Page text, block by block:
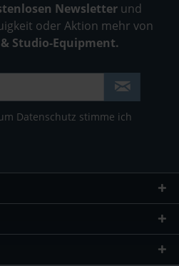
Newsletter und
oder Aktion mehr von
Studio-Equipment.
Datenschutz stimme ich